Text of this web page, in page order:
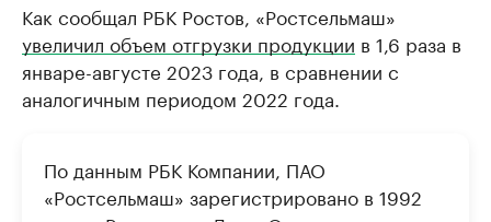
Как сообщал РБК Ростов, «Ростсельмаш»
увеличил объем отгрузки продукции в 1,6 раза в
январе-августе 2023 года, в сравнении с
аналогичным периодом 2022 года.
По данным РБК Компании, ПАО
«Ростсельмаш» зарегистрировано в 1992